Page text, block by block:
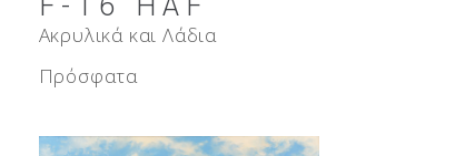
Ακρυλικά και Λάδια
Πρόσφατα